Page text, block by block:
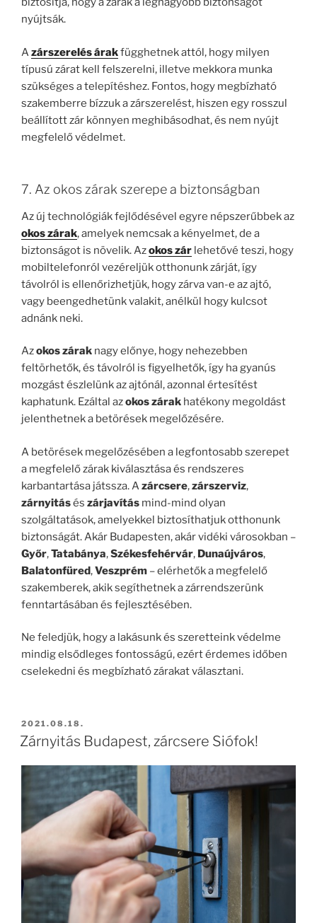
nyújtsák.
Azárszerelés árakfügghetnek attól, hogy milyen
típusú zárat kell felszerelni, illetve mekkora munka
szükséges a telepítéshez. Fontos, hogy megbízható
szakemberre bízzuk a zárszerelést, hiszen egy rosszul
beállított zár könnyen meghibásodhat, és nem nyújt
megfelelő védelmet.
7. Az okos zárak szerepe a biztonságban
Az új technológiák fejlődésével egyre népszerűbbek az
okos zárak, amelyek nemcsak a kényelmet, de a
biztonságot is növelik. Azokos zár lehetővé teszi, hogy
mobiltelefonról vezéreljük otthonunk zárját, így
távolról is ellenőrizhetjük, hogy zárva van-e az ajtó,
vagy beengedhetünk valakit, anélkül hogy kulcsot
adnánk neki.
Azokos zárak nagy előnye, hogy nehezebben
feltörhetők, és távolról is figyelhetők, így ha gyanús
mozgást észlelünk az ajtónál, azonnal értesítést
kaphatunk. Ezáltal azokos zárak hatékony megoldást
jelenthetnek a betörések megelőzésére.
A betörések megelőzésében a legfontosabb szerepet
a megfelelő zárak kiválasztása és rendszeres
karbantartása játssza. Azárcsere,zárszerviz,
zárnyitásés zárjavítás mind-mind olyan
szolgáltatások, amelyekkel biztosíthatjuk otthonunk
biztonságát. Akár Budapesten, akár vidéki városokban –
Győr,Tatabánya,Székesfehérvár, Dunaújváros,
Balatonfüred,Veszprém – elérhetők a megfelelő
szakemberek, akik segíthetnek a zárrendszerünk
fenntartásában és fejlesztésében.
Ne feledjük, hogy a lakásunk és szeretteink védelme
mindig elsődleges fontosságú, ezért érdemes időben
cselekedni és megbízható zárakat választani.
BEKÜLDVE:
2021.08.18.
Zárnyitás Budapest, zárcsere Siófok!